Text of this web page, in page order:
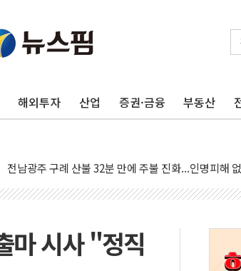
해외투자 산업 증권·금융 부동산
국민의힘 윤리위, '부산 돌려차기 발언' 논란 서범수·
전남광주 구례 산불 32분 만에 주불 진화...인명피해
캠코, 5918억원 규모 압류재산 1506건 공매
가오픈한 홈플러스
돌아온 홈플러스
마 시사 "정직